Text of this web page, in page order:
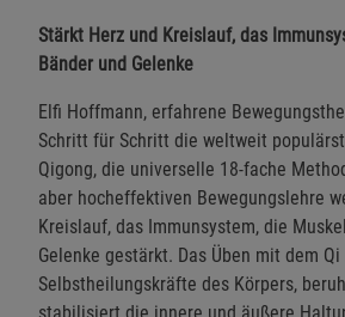
Stärkt Herz und Kreislauf, das
Bänder und Gelenke
Elfi Hoffmann, erfahrene
Schritt für Schritt die weltweit
Qigong, die universelle 18-fache
aber hocheffektiven Bewegungslehre
Kreislauf, das Immunsystem, die
Gelenke gestärkt. Das Üben mit dem
Selbstheilungskräfte des Körpers,